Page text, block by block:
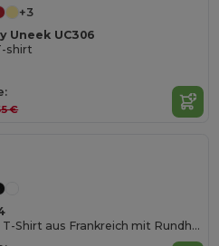
+3
Uneek UC306
shirt
€
Lou Kinder T-Shirt aus Frankreich mit Rundhalsausschnitt